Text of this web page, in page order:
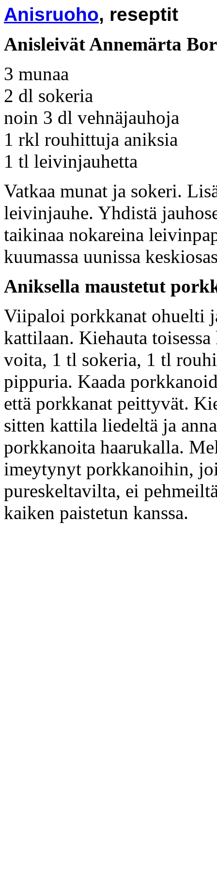
Anisruoho, reseptit
Anisleivät Annemärta
3 munaa
2 dl sokeria
noin 3 dl vehnäjauhoja
1 rkl rouhittuja aniksia
1 tl leivinjauhetta
Vatkaa munat ja sokeri.
leivinjauhe. Yhdistä
taikinaa nokareina
kuumassa uunissa
Aniksella maustetut
Viipaloi porkkanat ohuelti
kattilaan. Kiehauta
voita, 1 tl sokeria, 1 tl
pippuria. Kaada
että porkkanat peittyvät.
sitten kattila liedeltä ja
porkkanoita haarukalla.
imeytynyt porkkanoihin,
pureskeltavilta, ei
kaiken paistetun kanssa.